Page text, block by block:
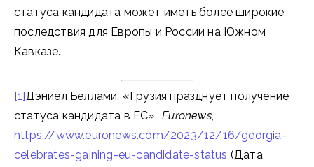
статуса кандидата может иметь более широкие
последствия для Европы и России на Южном
Кавказе.
[1]Дэниел Беллами, «Грузия празднует получение
статуса кандидата в ЕС».,Euronews,
https://www.euronews.com/2023/12/16/georgia-
celebrates-gaining-eu-candidate-status (Дата